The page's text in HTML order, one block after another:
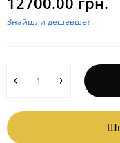
Знайшли дешевше?